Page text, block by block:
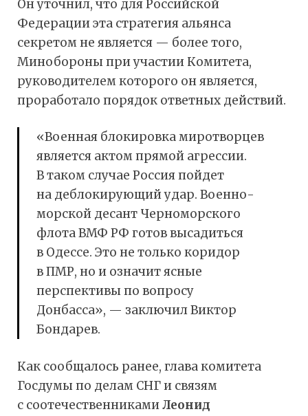
Он уточнил, что для Российской
Федерации эта стратегия альянса
секретом не является — более того,
Минобороны при участии Комитета,
руководителем которого он является,
проработало порядок ответных действий.
«Военная блокировка миротворцев
является актом прямой агрессии.
В таком случае Россия пойдет
на деблокирующий удар. Военно-
морской десант Черноморского
флота ВМФ РФ готов высадиться
в Одессе. Это не только коридор
в ПМР, но и означит ясные
перспективы по вопросу
Донбасса», — заключил Виктор
Бондарев.
Как сообщалось ранее, глава комитета
Госдумы по делам СНГ и связям
с соотечественникамиЛеонид